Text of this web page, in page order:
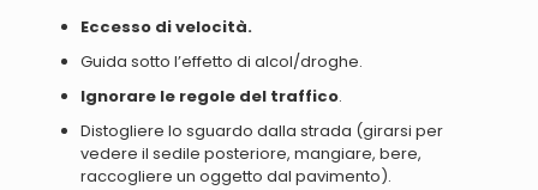
Eccesso di velocità.
Guida sotto l’effetto di alcol/droghe.
Ignorare le regole del traffico.
Distogliere lo sguardo dalla strada (girarsi per
vedere il sedile posteriore, mangiare, bere,
raccogliere un oggetto dal pavimento).